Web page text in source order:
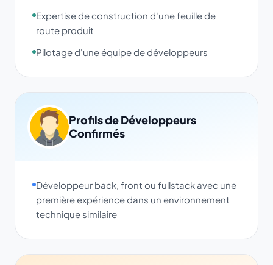
Expertise de construction d'une feuille de
route produit
Pilotage d'une équipe de développeurs
Profils de Développeurs
Confirmés
Développeur back, front ou fullstack avec une
première expérience dans un environnement
technique similaire